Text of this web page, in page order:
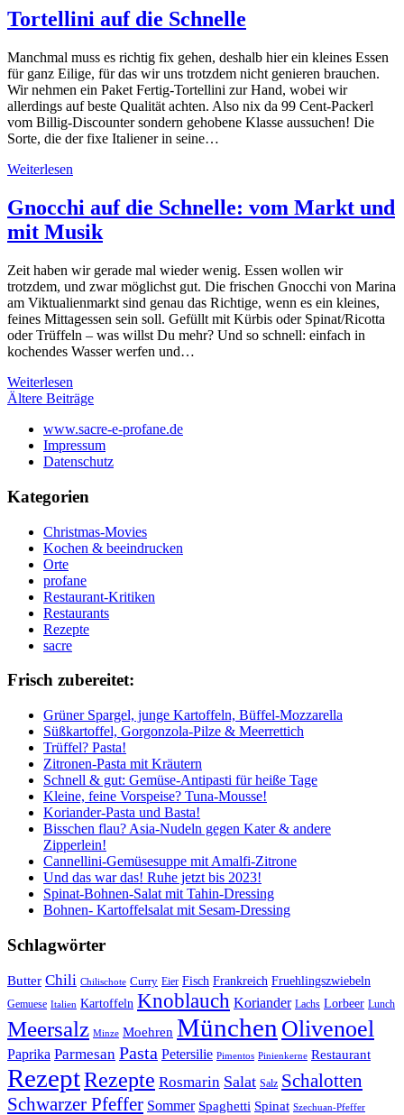
Tortellini auf die Schnelle
Manchmal muss es richtig fix gehen, deshalb hier ein kleines Essen
für ganz Eilige, für das wir uns trotzdem nicht genieren brauchen.
Wir nehmen ein Paket Fertig-Tortellini zur Hand, wobei wir
allerdings auf beste Qualität achten. Also nix da 99 Cent-Packerl
vom Billig-Discounter sondern gehobene Klasse aussuchen! Die
Sorte, die der fixe Italiener in seine…
Weiterlesen
Gnocchi auf die Schnelle: vom Markt und
mit Musik
Zeit haben wir gerade mal wieder wenig. Essen wollen wir
trotzdem, und zwar möglichst gut. Die frischen Gnocchi von Marina
am Viktualienmarkt sind genau das Richtige, wenn es ein kleines,
feines Mittagessen sein soll. Gefüllt mit Kürbis oder Spinat/Ricotta
oder Trüffeln – was willst Du mehr? Und so schnell: einfach in
kochendes Wasser werfen und…
Weiterlesen
Beitragsnavigation
Ältere Beiträge
www.sacre-e-profane.de
Impressum
Datenschutz
Kategorien
Christmas-Movies
Kochen & beeindrucken
Orte
profane
Restaurant-Kritiken
Restaurants
Rezepte
sacre
Frisch zubereitet:
Grüner Spargel, junge Kartoffeln, Büffel-Mozzarella
Süßkartoffel, Gorgonzola-Pilze & Meerrettich
Trüffel? Pasta!
Zitronen-Pasta mit Kräutern
Schnell & gut: Gemüse-Antipasti für heiße Tage
Kleine, feine Vorspeise? Tuna-Mousse!
Koriander-Pasta und Basta!
Bisschen flau? Asia-Nudeln gegen Kater & andere
Zipperlein!
Cannellini-Gemüsesuppe mit Amalfi-Zitrone
Und das war das! Ruhe jetzt bis 2023!
Spinat-Bohnen-Salat mit Tahin-Dressing
Bohnen- Kartoffelsalat mit Sesam-Dressing
Schlagwörter
Butter Chili Chilischote Curry Eier Fisch Frankreich Fruehlingszwiebeln
Gemuese Italien Kartoffeln Knoblauch Koriander Lachs Lorbeer Lunch
Meersalz Minze Moehren München Olivenoel
Paprika Parmesan Pasta Petersilie Pimentos Pinienkerne Restaurant
RezeptRezepte Rosmarin Salat Salz Schalotten
Schwarzer Pfeffer Sommer Spaghetti Spinat Szechuan-Pfeffer